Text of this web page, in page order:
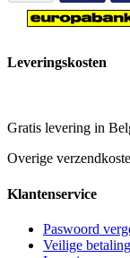
Leveringskosten
Gratis levering in
Overige
Klantenservice
Paswoord
Veilige betaling